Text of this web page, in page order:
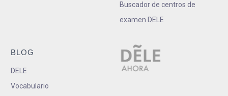
Buscador de centros de
examen DELE
BLOG
DELE
Vocabulario